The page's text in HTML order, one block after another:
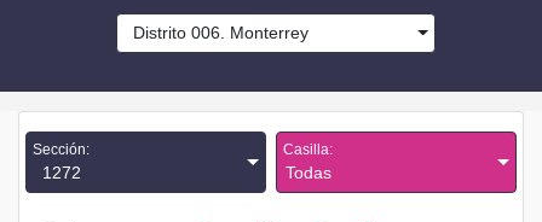
Distrito 006. Monterrey
Sección:
1272
Casilla:
Todas